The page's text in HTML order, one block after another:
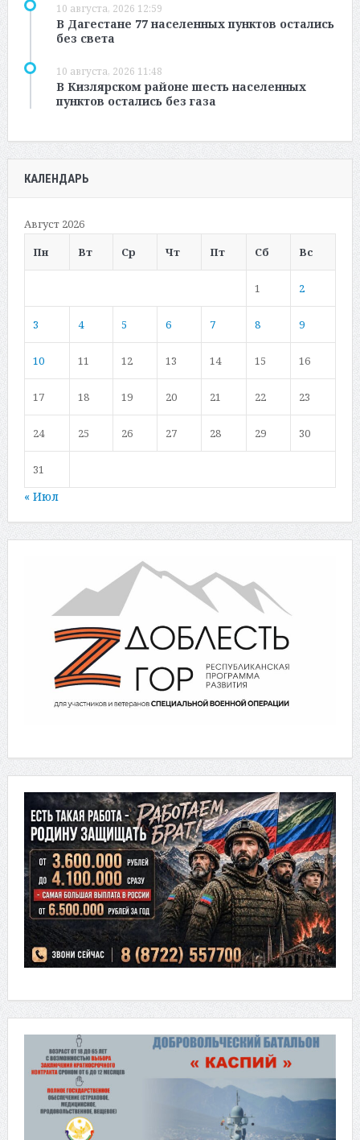
10 августа, 2026 12:59
В Дагестане 77 населенных пунктов остались
без света
10 августа, 2026 11:48
В Кизлярском районе шесть населенных
пунктов остались без газа
КАЛЕНДАРЬ
Август 2026
Пн
Вт Ср Чт Пт Сб Вс
1 2
3 4 5 6 7 8 9
10 11 12 13 14 15 16
17 18 19 20 21 22 23
24 25 26 27 28 29 30
31
« Июл